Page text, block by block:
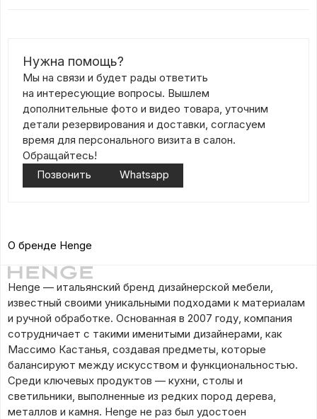
Нужна помощь?
Мы на связи и будет рады ответить
на интересующие вопросы. Вышлем
дополнительные фото и видео товара, уточним
детали резервирования и доставки, согласуем
время для персонального визита в салон.
Обращайтесь!
Позвонить
Whatsapp
О бренде Henge
Henge — итальянский бренд дизайнерской мебели,
известный своими уникальными подходами к материалам
и ручной обработке. Основанная в 2007 году, компания
сотрудничает с такими именитыми дизайнерами, как
Массимо Кастанья, создавая предметы, которые
балансируют между искусством и функциональностью.
Среди ключевых продуктов — кухни, столы и
светильники, выполненные из редких пород дерева,
металлов и камня. Henge не раз был удостоен